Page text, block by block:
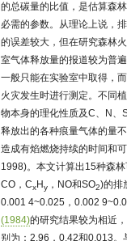
的总碳量的比值，是估算森
必需的参数。从理论上说，
的误差较大，但在研究森林
室气体释放量的报道较为普
一般只能在实验室中取得，
火灾发生时进行测定。不同
物本身的理化性质及C、N、
释放出的各种痕量气体的量
造成有焰燃烧持续的时间和
1998)。本文计算出15种森
CO，CxHy ，NO和SO2)的排
0.001 4~0.025，0.002
(1984)的研究结果较为相近
别为：2.96，0.42和0.013。